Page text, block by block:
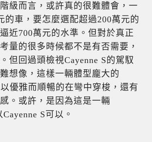
級而言，或許真的很難體會，一
的車，要怎麼選配超過200萬元的
近700萬元的水準。但對於真正
量的很多時候都不是有否需要，
但回過頭檢視Cayenne S的駕馭
想像，這樣一輛體型龐大的
以優雅而順暢的在彎中穿梭，還有
。或許，是因為這是一輛
Cayenne S可以。